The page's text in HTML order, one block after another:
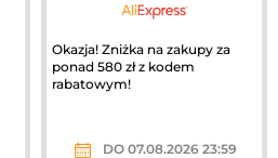
Okazja! Zniżka na zakupy za
ponad 580 zł z kodem
rabatowym!
DO 07.08.2026 23:59